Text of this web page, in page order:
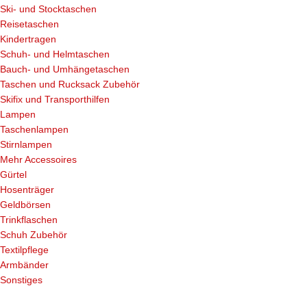
Ski- und Stocktaschen
Reisetaschen
Kindertragen
Schuh- und Helmtaschen
Bauch- und Umhängetaschen
Taschen und Rucksack Zubehör
Skifix und Transporthilfen
Lampen
Taschenlampen
Stirnlampen
Mehr Accessoires
Gürtel
Hosenträger
Geldbörsen
Trinkflaschen
Schuh Zubehör
Textilpflege
Armbänder
Sonstiges